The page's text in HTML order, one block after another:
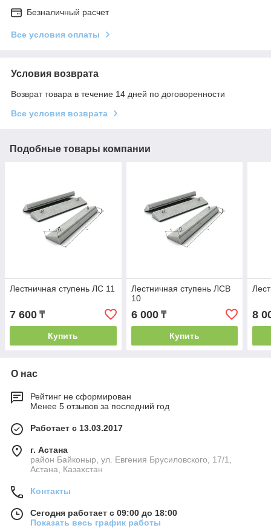
Безналичный расчет
Все условия оплаты
Условия возврата
Возврат товара в течение 14 дней по договоренности
Все условия возврата
Подобные товары компании
Лестничная ступень ЛС 11
7 600 ₸
Купить
Лестничная ступень ЛСВ
10
6 000₸
Купить
8
О нас
Рейтинг не сформирован
Менее 5 отзывов за последний год
Работает с 13.03.2017
г. Астана
район Байконыр, ул. Евгения Брусиловского, 17/1,
Астана, Казахстан
Контакты
Сегодня работает с 09:00 до 18:00
Показать весь график работы